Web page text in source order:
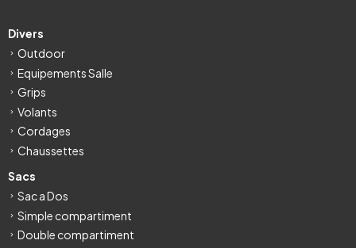
Divers
Outdoor
Equipements Salle
Grips
Volants
Cordages
Chaussettes
Sacs
Sac a Dos
Simple compartiment
Double compartiment